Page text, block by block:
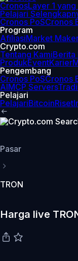
CronosLayer 1
Pelajari
Cronos PoSCronos
Program
AfiliasiMarket
Crypto.com
Tentang KamiBerita
ProdukEventKarier
Pengembang
Cronos PoSCronos
AIMCP Servers
Pelajari
PelajariBitcoinRiset
Pasar
TRON
Harga live